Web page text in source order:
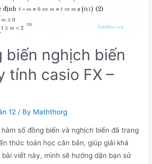
biến nghịch biến
tính casio FX –
12 / By Maththorg
số đồng biến và nghịch biến đã trang
thức toán học căn bản, giúp giải khá
bài viết này, mình sẽ hướng dận bạn sử